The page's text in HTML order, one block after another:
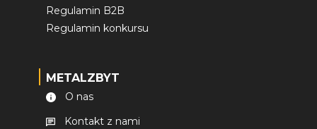
Regulamin B2B
Regulamin konkursu
METALZBYT
O nas
Kontakt z nami